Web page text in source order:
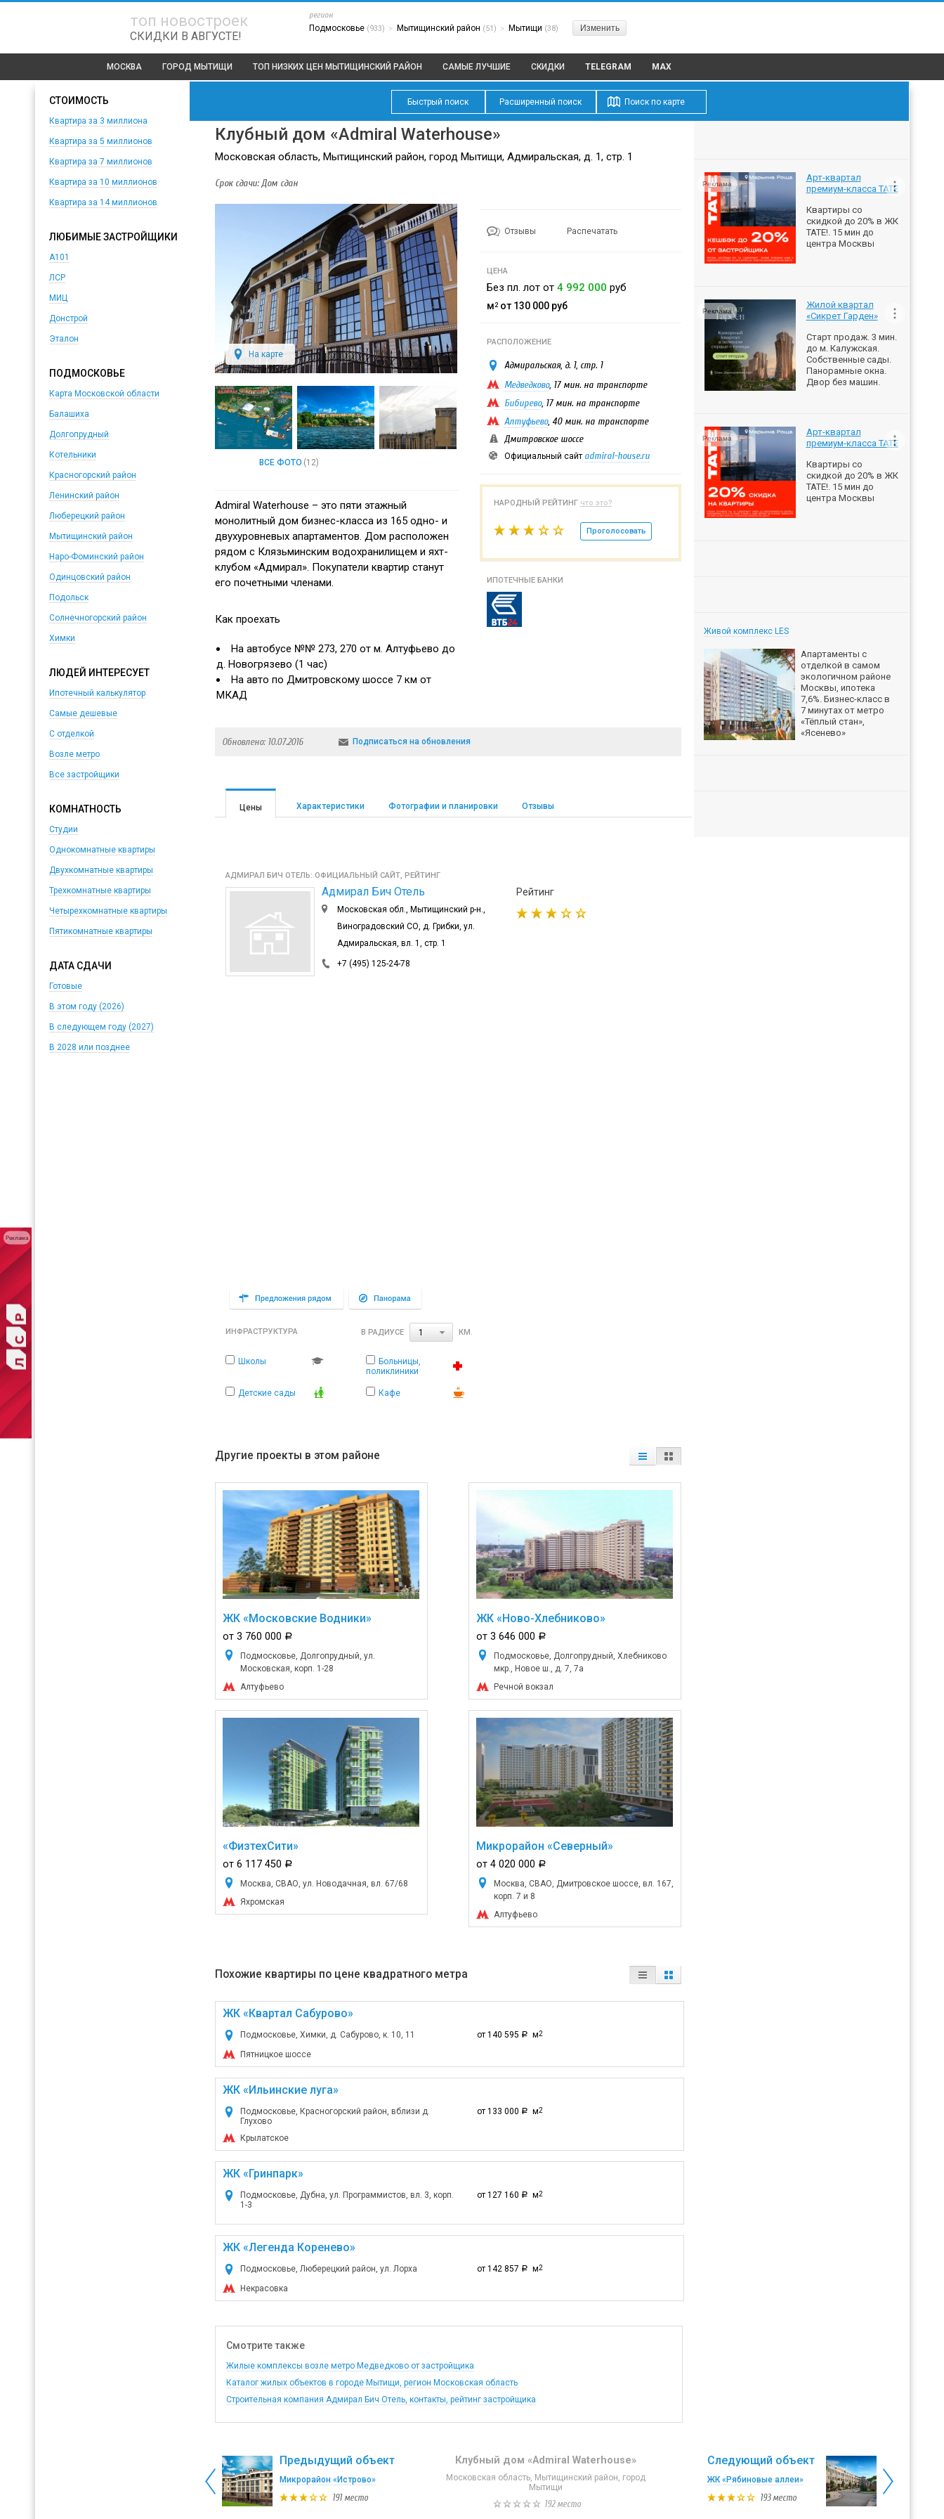
топ новостроек
СКИДКИ В АВГУСТЕ!
регион
Подмосковье (933) > Мытищинский район (51) > Мытищи (38) Изменить
МОСКВА ГОРОД МЫТИЩИ ТОП НИЗКИХ ЦЕН МЫТИЩИНСКИЙ РАЙОН САМЫЕ ЛУЧШИЕ СКИДКИ TELEGRAM MAX
СТОИМОСТЬ
Квартира за 3 миллиона
Квартира за 5 миллионов
Квартира за 7 миллионов
Квартира за 10 миллионов
Квартира за 14 миллионов
ЛЮБИМЫЕ ЗАСТРОЙЩИКИ
А101
ЛСР
МИЦ
Донстрой
Эталон
ПОДМОСКОВЬЕ
Карта Московской области
Балашиха
Долгопрудный
Котельники
Красногорский район
Ленинский район
Люберецкий район
Мытищинский район
Наро-Фоминский район
Одинцовский район
Подольск
Солнечногорский район
Химки
ЛЮДЕЙ ИНТЕРЕСУЕТ
Ипотечный калькулятор
Самые дешевые
С отделкой
Возле метро
Все застройщики
КОМНАТНОСТЬ
Студии
Однокомнатные квартиры
Двухкомнатные квартиры
Трехкомнатные квартиры
Четырехкомнатные квартиры
Пятикомнатные квартиры
ДАТА СДАЧИ
Готовые
В этом году (2026)
В следующем году (2027)
В 2028 или позднее
Быстрый поиск Расширенный поиск Поиск по карте
Клубный дом «Admiral Waterhouse»
Московская область, Мытищинский район, город Мытищи, Адмиральская, д. 1, стр. 1
Срок сдачи: Дом сдан
Отзывы Распечатать
На карте
ВСЕ ФОТО (12)
Admiral Waterhouse – это пяти этажный
монолитный дом бизнес-класса из 165 одно- и
двухуровневых апартаментов. Дом расположен
рядом с Клязьминским водохранилищем и яхт-
клубом «Адмирал». Покупатели квартир станут
его почетными членами.
Как проехать
На автобусе №№ 273, 270 от м. Алтуфьево до
д. Новогрязево (1 час)
На авто по Дмитровскому шоссе 7 км от
МКАД
ЦЕНА
Без пл. лот от 4 992 000 руб
м 2 от 130 000 руб
РАСПОЛОЖЕНИЕ
Адмиральская, д. 1, стр. 1
Медведково, 17 мин. на транспорте
Бибирево, 17 мин. на транспорте
Алтуфьево, 40 мин. на транспорте
Дмитровское шоссе
Официальный сайт admiral-house.ru
НАРОДНЫЙ РЕЙТИНГ что это?
Проголосовать
ИПОТЕЧНЫЕ БАНКИ
Обновлено: 10.07.2016 Подписаться на обновления
Цены Характеристики Фотографии и планировки Отзывы
АДМИРАЛ БИЧ ОТЕЛЬ: ОФИЦИАЛЬНЫЙ САЙТ, РЕЙТИНГ
Адмирал Бич Отель
Московская обл., Мытищинский р-н.,
Виноградовский СО, д. Грибки, ул.
Адмиральская, вл. 1, стр. 1
+7 (495) 125-24-78
Рейтинг
ИНФРАСТРУКТУРА В РАДИУСЕ 1 КМ.
Школы
Больницы,
поликлиники
Детские сады Кафе
Другие проекты в этом районе
ЖК «Московские Водники»
от 3 760 000 a
Подмосковье, Долгопрудный, ул.
Московская, корп. 1-28
Алтуфьево
ЖК «Ново-Хлебниково»
от 3 646 000 a
Подмосковье, Долгопрудный, Хлебниково
мкр., Новое ш., д. 7, 7а
Речной вокзал
«ФизтехСити»
от 6 117 450 a
Москва, СВАО, ул. Новодачная, вл. 67/68
Яхромская
Микрорайон «Северный»
от 4 020 000 a
Москва, СВАО, Дмитровское шоссе, вл. 167,
корп. 7 и 8
Алтуфьево
Похожие квартиры по цене квадратного метра
ЖК «Квартал Сабурово»
от 140 595 a м2
Подмосковье, Химки, д. Сабурово, к. 10, 11
Пятницкое шоссе
ЖК «Ильинские луга»
от 133 000 a м2
Подмосковье, Красногорский район, вблизи д.
Глухово
Крылатское
ЖК «Гринпарк»
от 127 160 a м2
Подмосковье, Дубна, ул. Программистов, вл. 3, корп.
1-3
ЖК «Легенда Коренево»
от 142 857 a м2
Подмосковье, Люберецкий район, ул. Лорха
Некрасовка
Смотрите также
Жилые комплексы возле метро Медведково от застройщика
Каталог жилых объектов в городе Мытищи, регион Московская область
Строительная компания Адмирал Бич Отель, контакты, рейтинг застройщика
Реклама
Арт-квартал
премиум-класса ТАТЕ
Квартиры со
скидкой до 20% в ЖК
ТАТЕ!. 15 мин до
центра Москвы
Реклама
Жилой квартал
«Сикрет Гарден»
Старт продаж. 3 мин.
до м. Калужская.
Собственные сады.
Панорамные окна.
Двор без машин.
Реклама
Арт-квартал
премиум-класса ТАТЕ
Квартиры со
скидкой до 20% в ЖК
ТАТЕ!. 15 мин до
центра Москвы
Реклама
Живой комплекс LES
Апартаменты с
отделкой в самом
экологичном районе
Москвы, ипотека
7,6%. Бизнес-класс в
7 минутах от метро
«Тёплый стан»,
«Ясенево»
Предыдущий объект
Микрорайон «Истрово»
191 место
Клубный дом «Admiral Waterhouse»
Московская область, Мытищинский район, город
Мытищи
192 место
Следующий объект
ЖК «Рябиновые аллеи»
193 место